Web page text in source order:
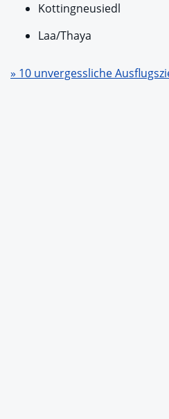
Kottingneusiedl
Laa/Thaya
» 10 unvergessliche